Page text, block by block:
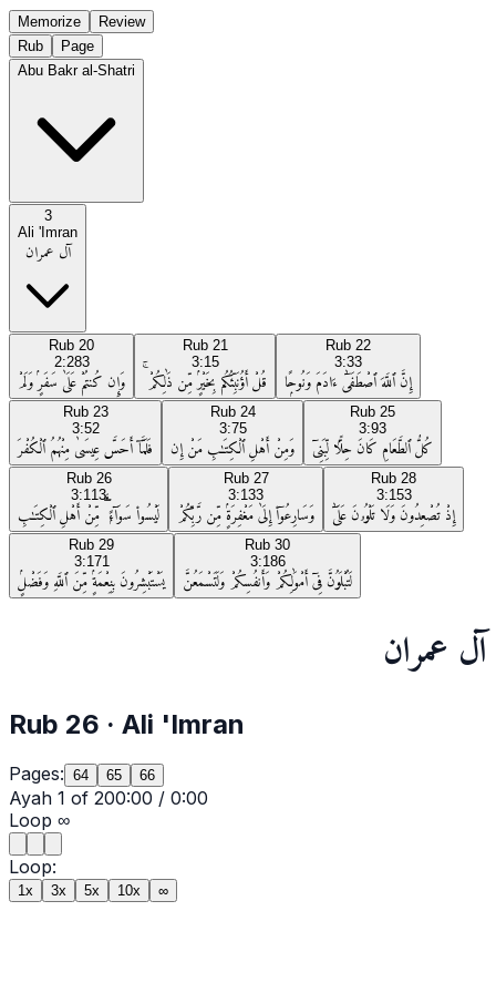
Memorize
Review
Rub
Page
Abu Bakr al-Shatri
3
Ali 'Imran
آل عمران
Rub 20
2:283
وَإِن كُنتُمْ عَلَىٰ سَفَرٍۢ وَلَمْ
Rub 21
3:15
قُلْ أَؤُنَبِّئُكُم بِخَيْرٍۢ مِّن ذَٰلِكُمْ ۚ
Rub 22
3:33
إِنَّ ٱللَّهَ ٱصْطَفَىٰٓ ءَادَمَ وَنُوحًۭا
Rub 23
3:52
فَلَمَّآ أَحَسَّ عِيسَىٰ مِنْهُمُ ٱلْكُفْرَ
Rub 24
3:75
وَمِنْ أَهْلِ ٱلْكِتَـٰبِ مَنْ إِن
Rub 25
3:93
كُلُّ ٱلطَّعَامِ كَانَ حِلًّۭا لِّبَنِىٓ
Rub 26
3:113
لَيْسُوا۟ سَوَآءًۭ ۗ مِّنْ أَهْلِ ٱلْكِتَـٰبِ
Rub 27
3:133
وَسَارِعُوٓا۟ إِلَىٰ مَغْفِرَةٍۢ مِّن رَّبِّكُمْ
Rub 28
3:153
إِذْ تُصْعِدُونَ وَلَا تَلْوُۥنَ عَلَىٰٓ
Rub 29
3:171
يَسْتَبْشِرُونَ بِنِعْمَةٍۢ مِّنَ ٱللَّهِ وَفَضْلٍۢ
Rub 30
3:186
لَتُبْلَوُنَّ فِىٓ أَمْوَٰلِكُمْ وَأَنفُسِكُمْ وَلَتَسْمَعُنَّ
آل عمران
Rub 26 · Ali 'Imran
Pages: 64 65 66
Ayah 1 of 200:00 / 0:00
Loop ∞
Loop:
1x 3x 5x 10x ∞